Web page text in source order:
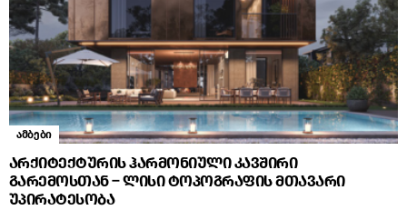
ამბები
არქიტექტურის ჰარმონიული კავშირი
გარემოსთან – ლისი ტოპოგრაფის მთავარი
უპირატესობა